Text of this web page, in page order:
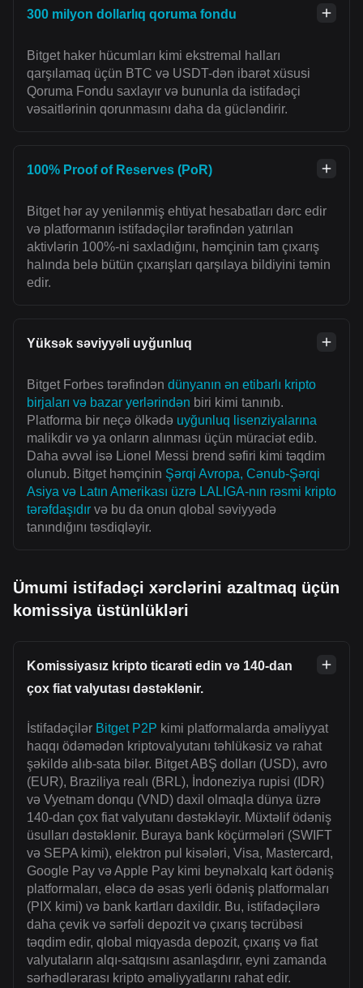
300 milyon dollarlıq qoruma fondu
Bitget haker hücumları kimi ekstremal halları
qarşılamaq üçün BTC və USDT-dən ibarət xüsusi
Qoruma Fondu saxlayır və bununla da istifadəçi
vəsaitlərinin qorunmasını daha da gücləndirir.
100% Proof of Reserves (PoR)
Bitget hər ay yenilənmiş ehtiyat hesabatları dərc edir
və platformanın istifadəçilər tərəfindən yatırılan
aktivlərin 100%-ni saxladığını, həmçinin tam çıxarış
halında belə bütün çıxarışları qarşılaya bildiyini təmin
edir.
Yüksək səviyyəli uyğunluq
Bitget Forbes tərəfindən dünyanın ən etibarlı kripto
birjaları və bazar yerlərindən biri kimi tanınıb.
Platforma bir neçə ölkədə uyğunluq lisenziyalarına
malikdir və ya onların alınması üçün müraciət edib.
Daha əvvəl isə Lionel Messi brend səfiri kimi təqdim
olunub. Bitget həmçinin Şərqi Avropa, Cənub-Şərqi
Asiya və Latın Amerikası üzrə LALIGA-nın rəsmi kripto
tərəfdaşıdır və bu da onun qlobal səviyyədə
tanındığını təsdiqləyir.
Ümumi istifadəçi xərclərini azaltmaq üçün
komissiya üstünlükləri
Komissiyasız kripto ticarəti edin və 140-dan
çox fiat valyutası dəstəklənir.
İstifadəçilər Bitget P2P kimi platformalarda əməliyyat
haqqı ödəmədən kriptovalyutanı təhlükəsiz və rahat
şəkildə alıb-sata bilər. Bitget ABŞ dolları (USD), avro
(EUR), Braziliya realı (BRL), İndoneziya rupisi (IDR)
və Vyetnam donqu (VND) daxil olmaqla dünya üzrə
140-dan çox fiat valyutanı dəstəkləyir. Müxtəlif ödəniş
üsulları dəstəklənir. Buraya bank köçürmələri (SWIFT
və SEPA kimi), elektron pul kisələri, Visa, Mastercard,
Google Pay və Apple Pay kimi beynəlxalq kart ödəniş
platformaları, eləcə də əsas yerli ödəniş platformaları
(PIX kimi) və bank kartları daxildir. Bu, istifadəçilərə
daha çevik və sərfəli depozit və çıxarış təcrübəsi
təqdim edir, qlobal miqyasda depozit, çıxarış və fiat
valyutaların alqı-satqısını asanlaşdırır, eyni zamanda
sərhədlərarası kripto əməliyyatlarını rahat edir.